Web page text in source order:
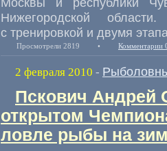
Нижегородской
с тренировкой и двумя
Просмотрели 2819 • Комментарии
2 февраля 2010 -
Пскович Андрей
открытом
ловле рыбы на